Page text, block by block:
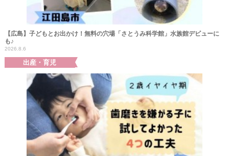
【広島】子どもとお出かけ！無料の穴場「さとうみ科学館」水族館デビューに
も♪
2026.8.6
出産・育児